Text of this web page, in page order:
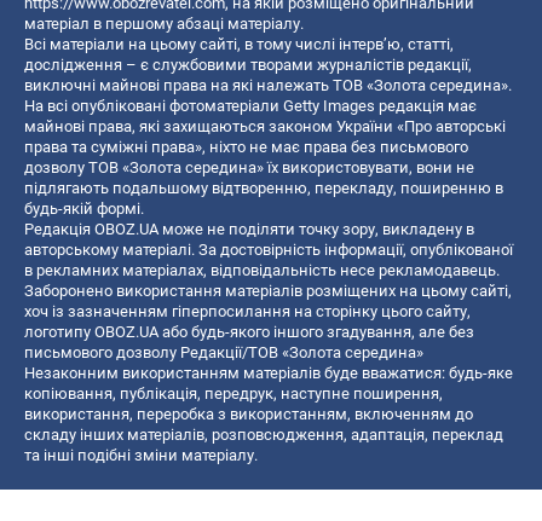
матеріал в першому абзаці матеріалу.
Всі матеріали на цьому сайті, в тому числі інтерв’ю, статті,
дослідження – є службовими творами журналістів редакції,
виключні майнові права на які належать ТОВ «Золота середина».
На всі опубліковані фотоматеріали Getty Images редакція має
майнові права, які захищаються законом України «Про авторські
права та суміжні права», ніхто не має права без письмового
дозволу ТОВ «Золота середина» їх використовувати, вони не
підлягають подальшому відтворенню, перекладу, поширенню в
будь-якій формі.
Редакція OBOZ.UA може не поділяти точку зору, викладену в
авторському матеріалі. За достовірність інформації, опублікованої
в рекламних матеріалах, відповідальність несе рекламодавець.
Заборонено використання матеріалів розміщених на цьому сайті,
хоч із зазначенням гіперпосилання на сторінку цього сайту,
логотипу OBOZ.UA або будь-якого іншого згадування, але без
письмового дозволу Редакції/ТОВ «Золота середина»
Незаконним використанням матеріалів буде вважатися: будь-яке
копiювання, публiкацiя, передрук, наступне поширення,
використання, переробка з використанням, включенням до
складу інших матеріалів, розповсюдження, адаптація, переклад
та інші подібні зміни матеріалу.